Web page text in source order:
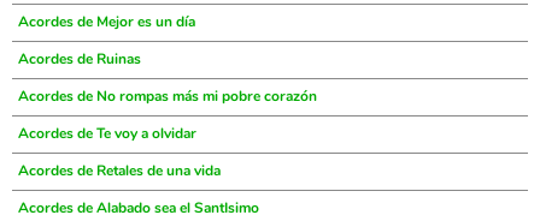
Acordes de Mejor es un día
Acordes de Ruinas
Acordes de No rompas más mi pobre corazón
Acordes de Te voy a olvidar
Acordes de Retales de una vida
Acordes de Alabado sea el SantIsimo